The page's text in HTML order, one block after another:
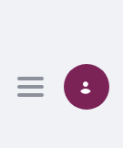
Toggle